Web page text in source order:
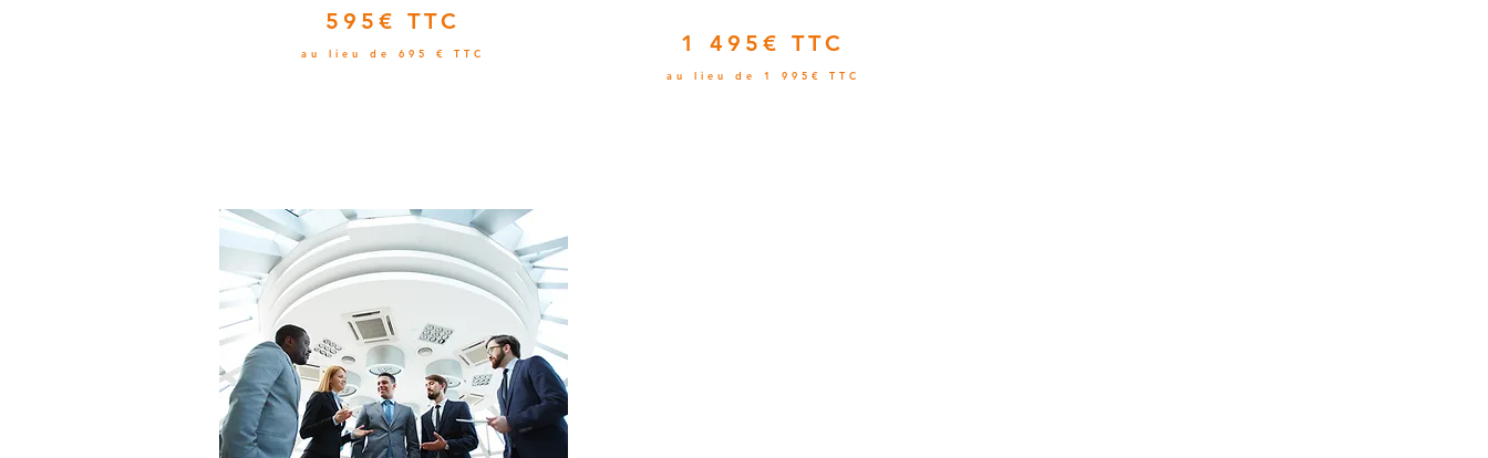
595€ TTC
au lieu de 695 € TTC 1 495€ TTC
au lieu de 1 995€ TTC